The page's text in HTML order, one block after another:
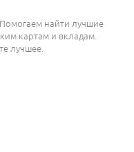
найти лучшие
картам и вкладам.
лучшее.